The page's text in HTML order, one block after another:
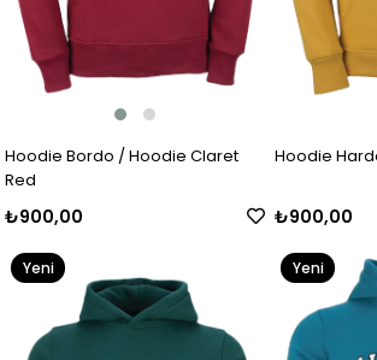
Hoodie Bordo / Hoodie Claret
Red
₺900,00
Hoodie
₺900,00
Yeni
Yeni